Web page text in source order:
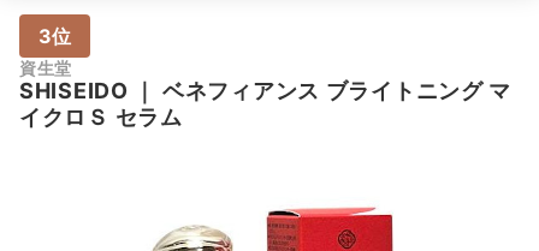
3位
資生堂
SHISEIDO
ベネフィアンス ブライトニング マ
イクロＳ セラム